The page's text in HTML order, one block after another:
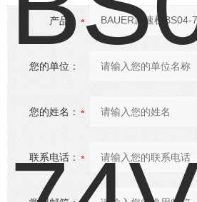
产品：
您的单位：
您的姓名：
联系电话：